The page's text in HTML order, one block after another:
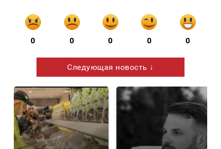
0 0 0 0 0
Следующая новость ↓